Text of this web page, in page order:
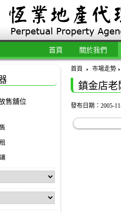
首頁 關於我們
首頁 市場走勢
鎮金店老
發布日期：2005-
售舖位